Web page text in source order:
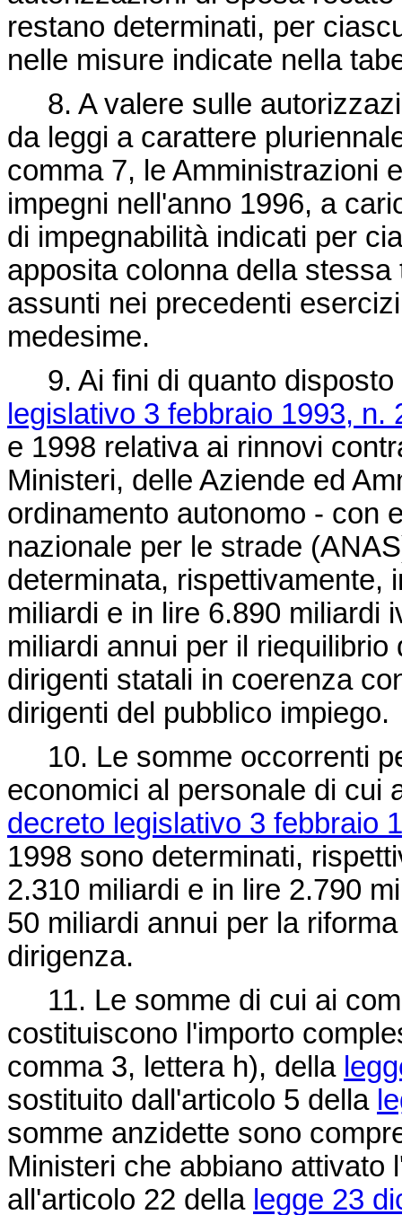
restano determinati, per
nelle misure indicate nella
8. A valere sulle
da leggi a carattere
comma 7, le Amministrazioni
impegni nell'anno 1996, a
di impegnabilità indicati per
apposita colonna della
assunti nei precedenti
medesime.
9. Ai fini di quanto disposto
legislativo 3 febbraio 1993, n.
e 1998 relativa ai rinnovi
Ministeri, delle Aziende ed
ordinamento autonomo - con
nazionale per le strade
determinata, rispettivamente,
miliardi e in lire 6.890 miliardi
miliardi annui per il
dirigenti statali in coerenza
dirigenti del pubblico impiego.
10. Le somme occorrenti
economici al personale di cui
decreto legislativo 3 febbraio
1998 sono determinati,
2.310 miliardi e in lire 2.790
50 miliardi annui per la
dirigenza.
11. Le somme di cui ai
costituiscono l'importo
comma 3, lettera h), della
sostituito dall'articolo 5 della
somme anzidette sono
Ministeri che abbiano attivato
all'articolo 22 della legge 23